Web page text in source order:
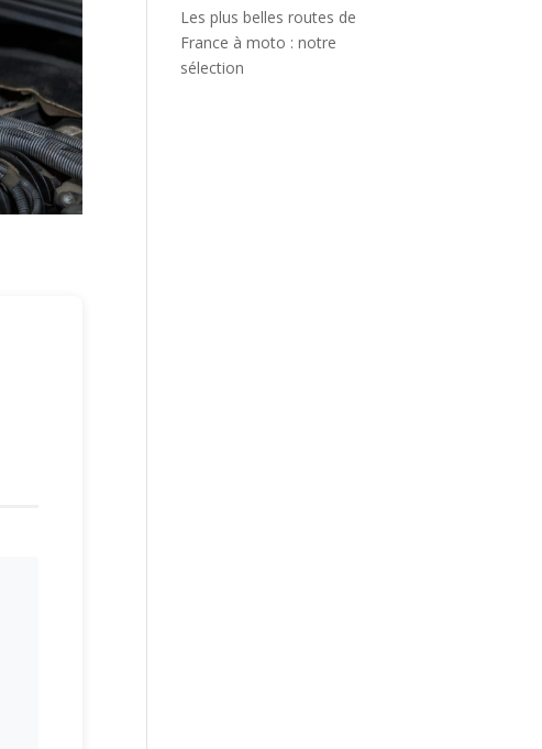
Les plus belles routes de
France à moto : notre
sélection